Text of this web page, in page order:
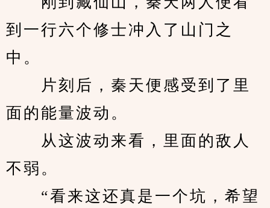
到一行六个修士冲入了山门之
中。
片刻后，秦天便感受到了里
面的能量波动。
从这波动来看，里面的敌人
不弱。
“看来这还真是一个坑，希望